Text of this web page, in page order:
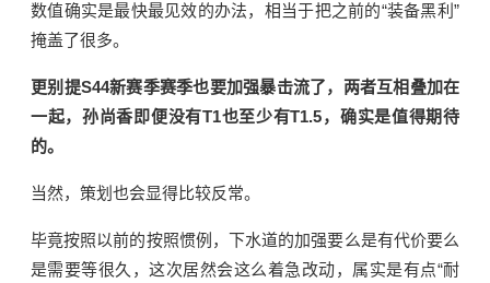
数值确实是最快最见效的办法，相当于把之前的“装备黑利”
掩盖了很多。
更别提S44新赛季赛季也要加强暴击流了，两者互相叠加在
一起，孙尚香即便没有T1也至少有T1.5，确实是值得期待
的。
当然，策划也会显得比较反常。
毕竟按照以前的按照惯例，下水道的加强要么是有代价要么
是需要等很久，这次居然会这么着急改动，属实是有点“耐